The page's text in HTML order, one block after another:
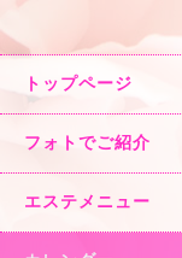
トップページ
フォトでご紹介
エステメニュー